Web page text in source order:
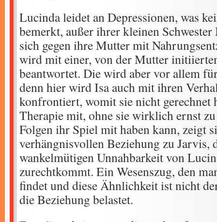
Lucinda leidet an Depressionen, was
bemerkt, außer ihrer kleinen
sich gegen ihre Mutter mit
wird mit einer, von der Mutter
beantwortet. Die wird aber vor allem
denn hier wird Isa auch mit ihren
konfrontiert, womit sie nicht gerechnet
Therapie mit, ohne sie wirklich ernst
Folgen ihr Spiel mit haben kann, zeigt
verhängnisvollen Beziehung zu Jarvis,
wankelmütigen Unnahbarkeit von
zurechtkommt. Ein Wesenszug, den
findet und diese Ähnlichkeit ist nicht
die Beziehung belastet.